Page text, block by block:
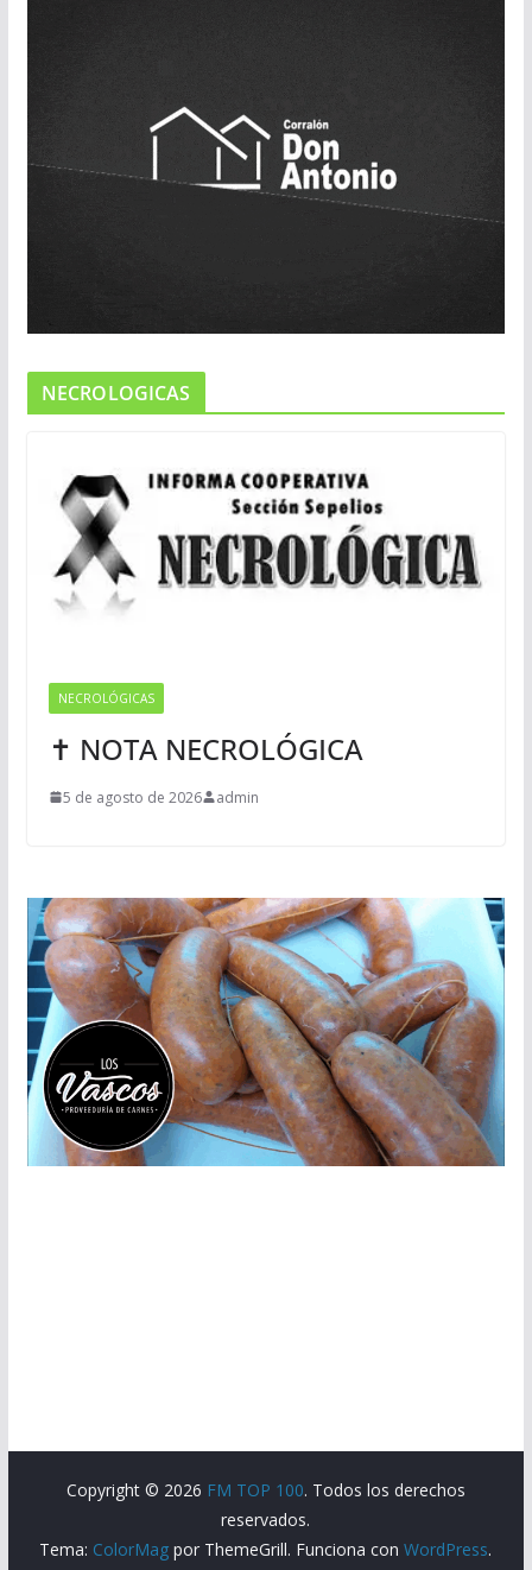
NECROLOGICAS
NECROLÓGICAS
✝ NOTA NECROLÓGICA
5 de agosto de 2026 admin
Copyright © 2026 FM TOP 100. Todos los derechos
reservados.
Tema: ColorMag por ThemeGrill. Funciona conWordPress.